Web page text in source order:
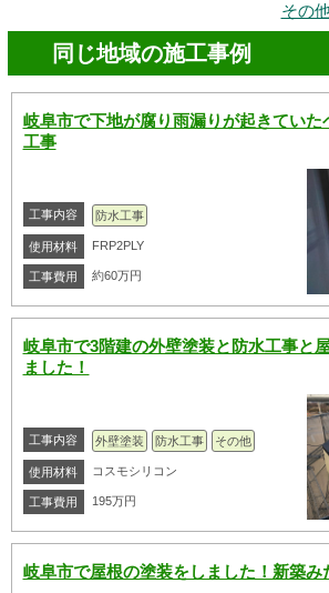
その
同じ地域の施工事例
岐阜市で下地が腐り雨漏りが起きていた
工事
工事内容 防水工事
使用材料 FRP2PLY
工事費用 約60万円
岐阜市で3階建の外壁塗装と防水工事と
ました！
工事内容 外壁塗装 防水工事 その他
使用材料 コスモシリコン
工事費用 195万円
岐阜市で屋根の塗装をしました！新築み